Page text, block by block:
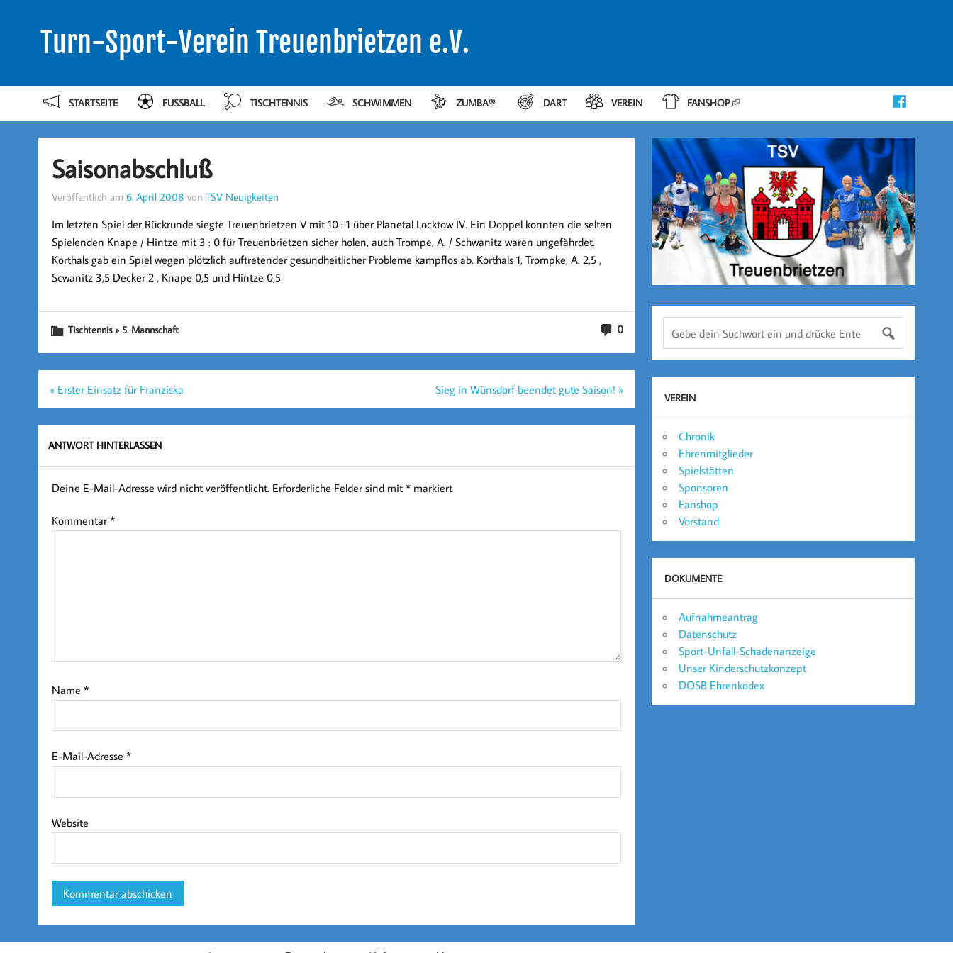
Turn-Sport-Verein Treuenbrietzen e.V.
STARTSEITE FUSSBALL TISCHTENNIS SCHWIMMEN ZUMBA® DART VEREIN FANSHOP
Saisonabschluß
Veröffentlich am 6. April 2008 von TSV Neuigkeiten
Im letzten Spiel der Rückrunde siegte Treuenbrietzen V mit 10 : 1 über Planetal Locktow IV. Ein Doppel konnten die selten
Spielenden Knape / Hintze mit 3 : 0 für Treuenbrietzen sicher holen, auch Trompe, A. / Schwanitz waren ungefährdet.
Korthals gab ein Spiel wegen plötzlich auftretender gesundheitlicher Probleme kampflos ab. Korthals 1, Trompke, A. 2,5 ,
Scwanitz 3,5 Decker 2 , Knape 0,5 und Hintze 0,5
0
Tischtennis » 5. Mannschaft
Beitragsnavigation
« Erster Einsatz für Franziska Sieg in Wünsdorf beendet gute Saison! »
ANTWORT HINTERLASSEN
Deine E-Mail-Adresse wird nicht veröffentlicht. Erforderliche Felder sind mit *markiert
Kommentar *
Name *
E-Mail-Adresse *
Website
VEREIN
Chronik
Ehrenmitglieder
Spielstätten
Sponsoren
Fanshop
Vorstand
DOKUMENTE
Aufnahmeantrag
Datenschutz
Sport-Unfall-Schadenanzeige
Unser Kinderschutzkonzept
DOSB Ehrenkodex